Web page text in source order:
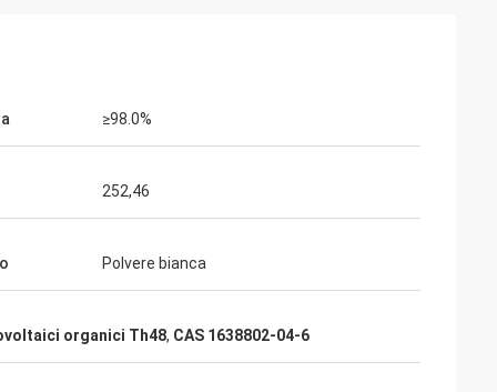
≥98.0%
252,46
Polvere bianca
organici Th48, CAS 1638802-04-6